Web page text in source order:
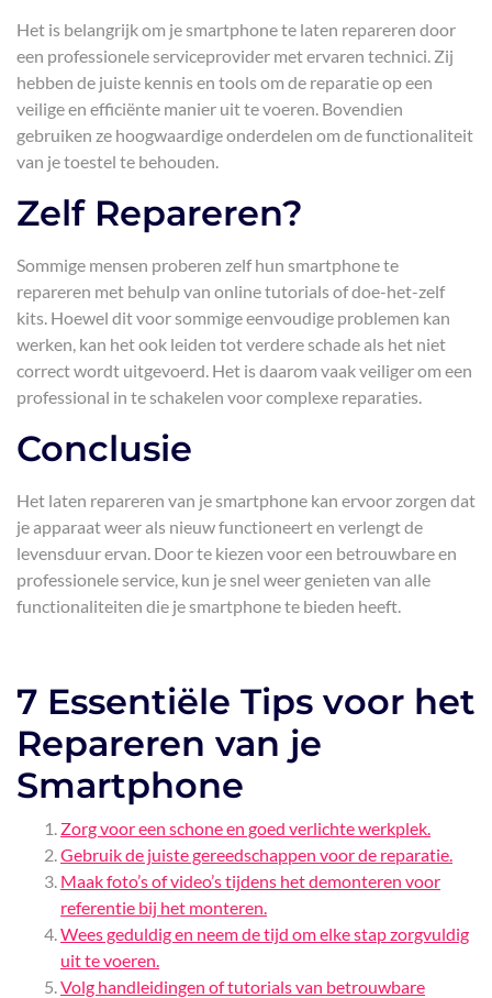
Het is belangrijk om je smartphone te laten repareren door
een professionele serviceprovider met ervaren technici. Zij
hebben de juiste kennis en tools om de reparatie op een
veilige en efficiënte manier uit te voeren. Bovendien
gebruiken ze hoogwaardige onderdelen om de functionaliteit
van je toestel te behouden.
Zelf Repareren?
Sommige mensen proberen zelf hun smartphone te
repareren met behulp van online tutorials of doe-het-zelf
kits. Hoewel dit voor sommige eenvoudige problemen kan
werken, kan het ook leiden tot verdere schade als het niet
correct wordt uitgevoerd. Het is daarom vaak veiliger om een
professional in te schakelen voor complexe reparaties.
Conclusie
Het laten repareren van je smartphone kan ervoor zorgen dat
je apparaat weer als nieuw functioneert en verlengt de
levensduur ervan. Door te kiezen voor een betrouwbare en
professionele service, kun je snel weer genieten van alle
functionaliteiten die je smartphone te bieden heeft.
7 Essentiële Tips voor het
Repareren van je
Smartphone
Zorg voor een schone en goed verlichte werkplek.
Gebruik de juiste gereedschappen voor de reparatie.
Maak foto’s of video’s tijdens het demonteren voor
referentie bij het monteren.
Wees geduldig en neem de tijd om elke stap zorgvuldig
uit te voeren.
Volg handleidingen of tutorials van betrouwbare